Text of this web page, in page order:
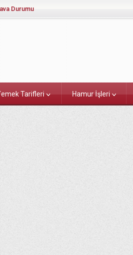
Durumu
Tarifleri Hamur İşleri